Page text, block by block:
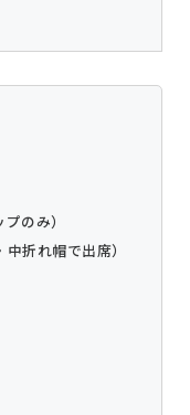
のみ）
折れ帽で出席）